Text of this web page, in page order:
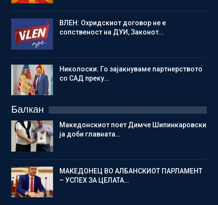
ВЛЕН: Охридскиот договор не е
сопственост на ДУИ, Законот…
Николоски: Го зајакнуваме партнерството
со САД преку…
Балкан
Македонскиот поет Димче Шипинкаровски
ја доби главната…
МАКЕДОНЕЦ ВО АЛБАНСКИОТ ПАРЛАМЕНТ
– УСПЕХ ЗА ЦЕЛАТА…